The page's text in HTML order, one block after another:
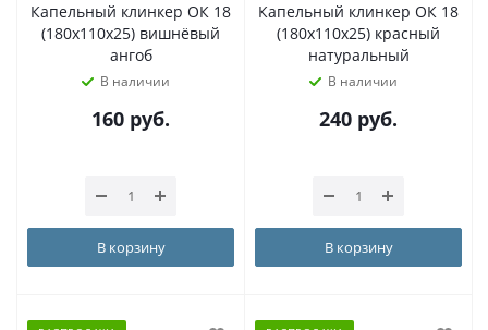
Капельный клинкер ОК 18
(180x110x25) вишнёвый
ангоб
В наличии
160 руб.
В корзину
Капельный клинкер ОК 18
(180x110x25) красный
натуральный
В наличии
240 руб.
В корзину